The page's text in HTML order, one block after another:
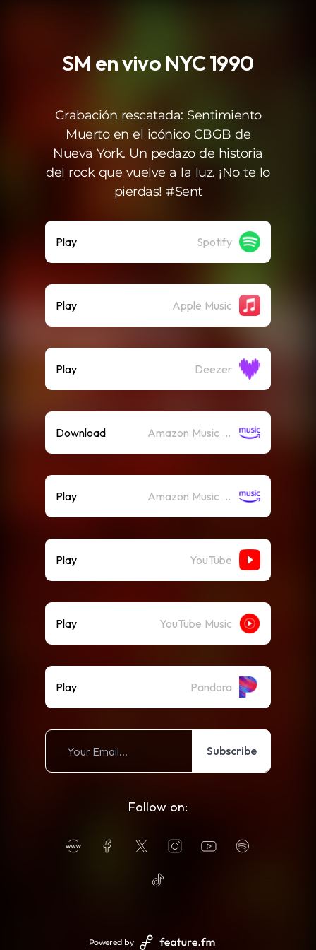
SM en vivo NYC 1990
Grabación rescatada: Sentimiento
Muerto en el icónico CBGB de
Nueva York. Un pedazo de historia
del rock que vuelve a la luz. ¡No te lo
pierdas! #Sent
Play Spotify
Play Apple Music
Play Deezer
Download Amazon Music (Mp3)
Play Amazon Music (Streaming)
Play YouTube
Play YouTube Music
Play Pandora
Subscribe
Follow on:
Powered by